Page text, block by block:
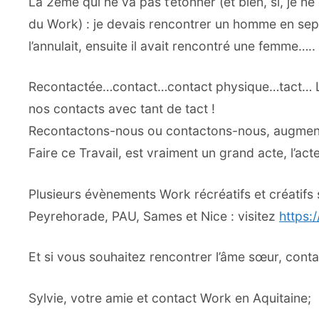
du Work) : je devais rencontrer un homme en
l’annulait, ensuite il avait rencontré une
Recontactée…contact…contact physique…tact…
nos contacts avec tant de tact !
Recontactons-nous ou contactons-nous,
Faire ce Travail, est vraiment un grand acte,
Plusieurs évènements Work récréatifs et
Peyrehorade, PAU, Sames et Nice : visitez
Et si vous souhaitez rencontrer l’âme sœur,
Sylvie, votre amie et contact Work en Aquitaine;